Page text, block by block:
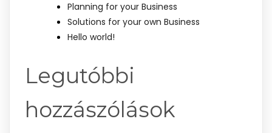
Planning for your Business
Solutions for your own Business
Hello world!
Legutóbbi
hozzászólások